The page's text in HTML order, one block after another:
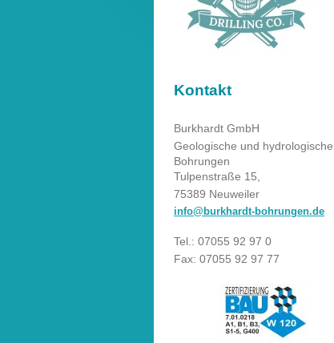
Kontakt
Burkhardt GmbH
Geologische und hydrologische
Bohrungen
Tulpenstraße 15,
75389 Neuweiler
info@burkhardt-bohrungen.de
Tel.: 07055 92 97 0
Fax: 07055 92 97 77